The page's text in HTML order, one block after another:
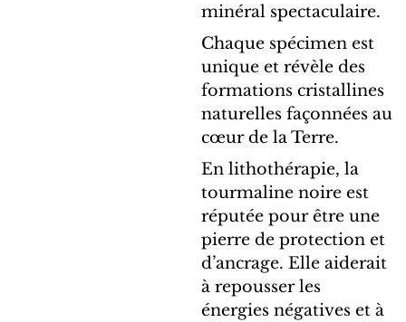
minéral spectaculaire.
Chaque spécimen est
unique et révèle des
formations cristallines
naturelles façonnées au
cœur de la Terre.
En lithothérapie, la
tourmaline noire est
réputée pour être une
pierre de protection et
d’ancrage. Elle aiderait
à repousser les
énergies négatives et à